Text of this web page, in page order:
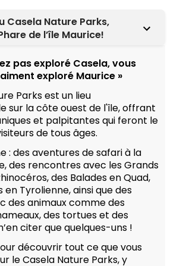
Casela Nature Parks,
de l’île Maurice!
pas exploré Casela, vous
exploré Maurice »
Parks est un lieu
sur la côte ouest de l'île, offrant
et palpitantes qui feront le
de tous âges.
: des aventures de safari à la
des rencontres avec les Grands
des Balades en Quad,
Tyrolienne, ainsi que des
des animaux comme des
des tortues et des
citer que quelques-uns !
découvrir tout ce que vous
le Casela Nature Parks, y